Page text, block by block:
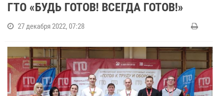
ГТО «БУДЬ ГОТОВ! ВСЕГДА ГОТОВ!»
27 декабря 2022, 07:28